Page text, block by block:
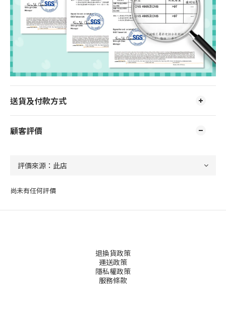
送貨及付款方式
顧客評價
尚未有任何評價
退換貨政策
運送政策
隱私權政策
服務條款